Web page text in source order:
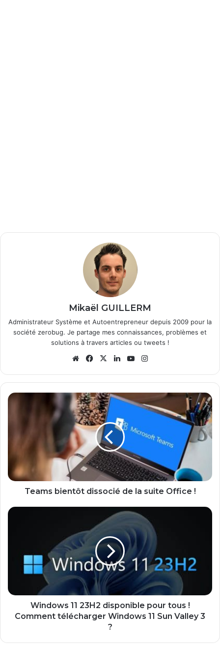
Mikaël GUILLERM
Administrateur Système et Autoentrepreneur depuis 2009 pour la
société zerobug. Je partage mes connaissances, problèmes et
solutions à travers articles ou tweets !
WebsiteFacebook
X LinkedinYouTube
Teams
Office
Teams bientôt dissocié de la suite Office !
Windows
télécharger
WindowsWindows 11 23H2 disponible pour tous !
Comment télécharger Windows 11 Sun Valley 3
?